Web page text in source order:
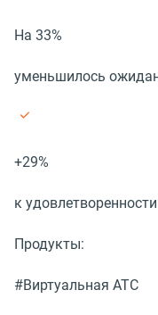
На 33%
уменьшилось
+29%
к
Продукты:
#Виртуальная АТС